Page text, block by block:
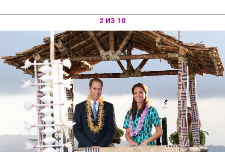
2 ИЗ 10